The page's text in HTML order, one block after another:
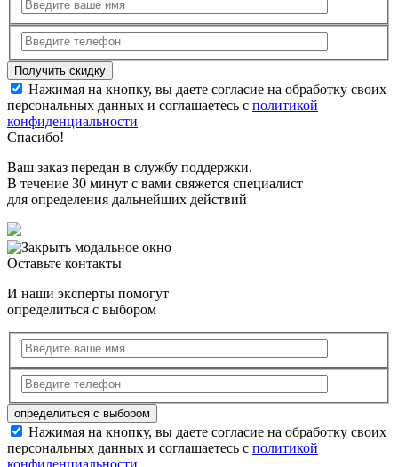
Нажимая на кнопку, вы даете согласие на обработку своих
персональных данных и соглашаетесь с политикой
конфиденциальности
Спасибо!
Ваш заказ передан в службу поддержки.
В течение 30 минут с вами свяжется специалист
для определения дальнейших действий
Оставьте контакты
И наши эксперты помогут
определиться с выбором
Нажимая на кнопку, вы даете согласие на обработку своих
персональных данных и соглашаетесь с политикой